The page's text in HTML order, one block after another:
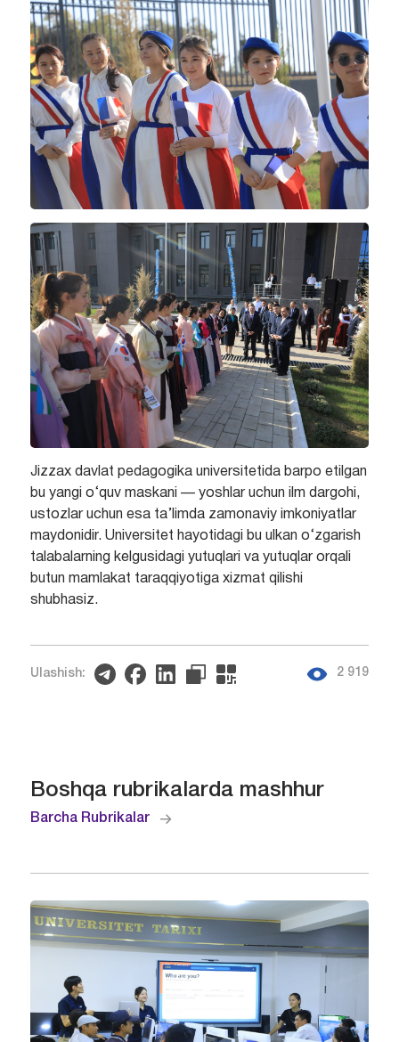
Jizzax davlat pedagogika universitetida barpo etilgan
bu yangi o‘quv maskani — yoshlar uchun ilm dargohi,
ustozlar uchun esa ta’limda zamonaviy imkoniyatlar
maydonidir. Universitet hayotidagi bu ulkan o‘zgarish
talabalarning kelgusidagi yutuqlari va yutuqlar orqali
butun mamlakat taraqqiyotiga xizmat qilishi
shubhasiz.
Ulashish: 2 919
Boshqa rubrikalarda mashhur
Barcha Rubrikalar